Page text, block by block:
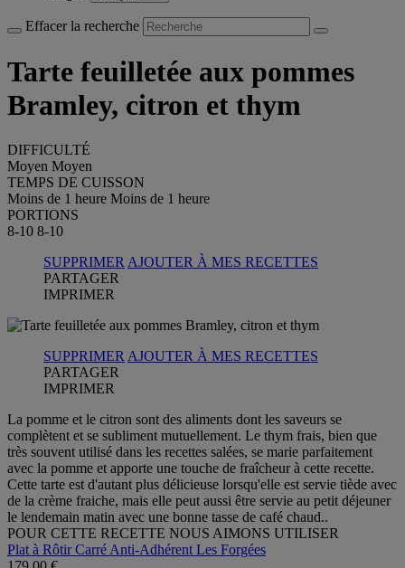
Effacer la recherche
Tarte feuilletée aux pommes
Bramley, citron et thym
DIFFICULTÉ
Moyen Moyen
TEMPS DE CUISSON
Moins de 1 heure Moins de 1 heure
PORTIONS
8-10 8-10
SUPPRIMER AJOUTER À MES RECETTES
PARTAGER
IMPRIMER
SUPPRIMER AJOUTER À MES RECETTES
PARTAGER
IMPRIMER
La pomme et le citron sont des aliments dont les saveurs se
complètent et se subliment mutuellement. Le thym frais, bien que
très souvent utilisé dans les recettes salées, se marie parfaitement
avec la pomme et apporte une touche de fraîcheur à cette recette.
Cette tarte est d'autant plus délicieuse lorsqu'elle est servie tiède avec
de la crème fraiche, mais elle peut aussi être servie au petit déjeuner
le lendemain matin avec une bonne tasse de café chaud..
POUR CETTE RECETTE NOUS AIMONS UTILISER
Plat à Rôtir Carré Anti-Adhérent Les Forgées